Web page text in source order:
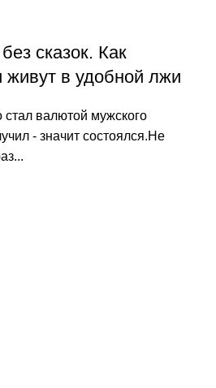
сказок. Как
в удобной лжи
валютой мужского
- значит состоялся.Не